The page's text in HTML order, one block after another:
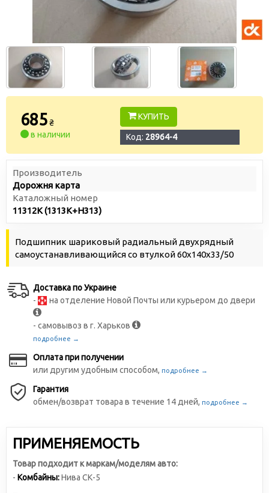
685₴
в наличии
КУПИТЬ
Код: 28964-4
Производитель
Дорожня карта
Каталожный номер
11312К (1313К+Н313)
Подшипник шариковый радиальный двухрядный
самоустанавливающийся со втулкой 60х140х33/50
Доставка по Украине
-
на отделение Новой Почты или курьером до двери
- самовывоз в г. Харьков
подробнее →
Оплата при получении
или другим удобным способом, подробнее →
Гарантия
обмен/возврат товара в течение 14 дней, подробнее →
ПРИМЕНЯЕМОСТЬ
Товар подходит к маркам/моделям авто:
- Комбайны:Нива СК-5